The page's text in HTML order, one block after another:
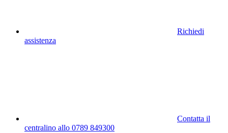
Richiedi
assistenza
Contatta il
centralino allo 0789 849300